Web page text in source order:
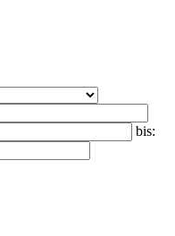
bis: